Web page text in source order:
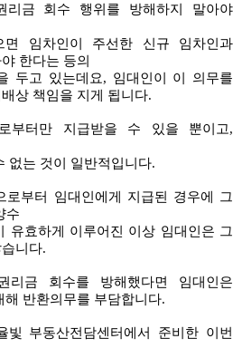
리금 회수 행위를 방해하지 말아야
면 임차인이 주선한 신규 임차인과
한다는 등의
두고 있는데요, 임대인이 이 의무를
상 책임을 지게 됩니다.
부터만 지급받을 수 있을 뿐이고,
없는 것이 일반적입니다.
로부터 임대인에게 지급된 경우에 그
수
유효하게 이루어진 이상 임대인은 그
니다.
리금 회수를 방해했다면 임대인은
반환의무를 부담합니다.
빛 부동산전담센터에서 준비한 이번